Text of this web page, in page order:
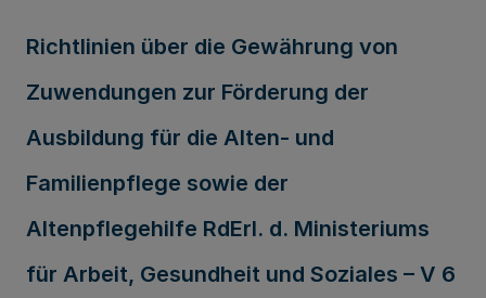
Richtlinien über die Gewährung von
Zuwendungen zur Förderung der
Ausbildung für die Alten- und
Familienpflege sowie der
Altenpflegehilfe RdErl. d. Ministeriums
für Arbeit, Gesundheit und Soziales – V 6